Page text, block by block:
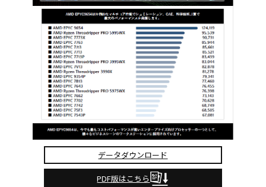
データダウンロード
PDF版はこちら